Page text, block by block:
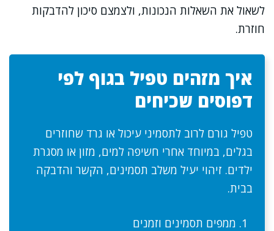
לשאול את השאלות הנכונות, ולצמצם סיכון להדבקות
חוזרת.
איך מזהים טפיל בגוף לפי
דפוסים שכיחים
טפיל גורם לרוב לתסמיני עיכול או גרד שחוזרים
בגלים, במיוחד אחרי חשיפה למים, מזון או מסגרת
ילדים. זיהוי יעיל משלב תסמינים, הקשר והדבקה
בבית.
ממפים תסמינים וזמנים